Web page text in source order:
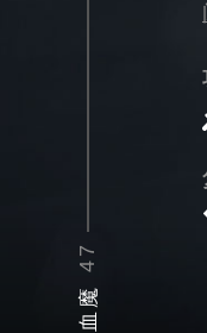
血魔
47